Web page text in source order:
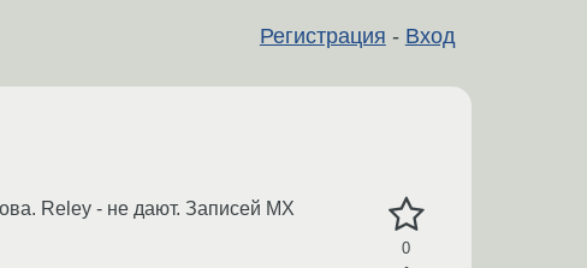
Регистрация - Вход
0
Reley - не дают. Записей MX